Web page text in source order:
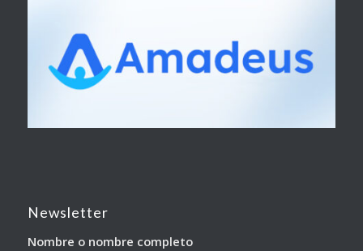
Newsletter
Nombre o nombre completo